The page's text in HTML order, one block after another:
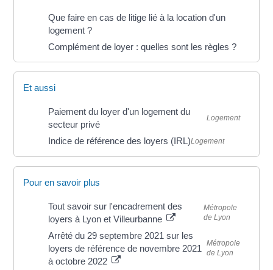
Que faire en cas de litige lié à la location d'un
logement ?
Complément de loyer : quelles sont les règles ?
Et aussi
Paiement du loyer d'un logement du
secteur privé
Logement
Indice de référence des loyers (IRL)Logement
Pour en savoir plus
Tout savoir sur l'encadrement des
loyers à Lyon et Villeurbanne
Métropole
de Lyon
Arrêté du 29 septembre 2021 sur les
loyers de référence de novembre 2021
à octobre 2022
Métropole
de Lyon